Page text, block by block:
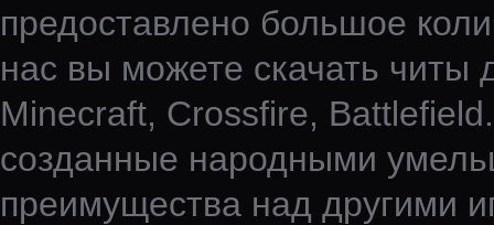
предоставлено большое
нас вы можете скачать читы
Minecraft, Crossfire,
созданные народными
преимущества над другими